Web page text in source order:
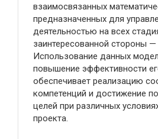
взаимосвязанных
предназначенных для
деятельностью на всех
заинтересованной стороны
Использование данных
повышение эффективности
обеспечивает реализацию
компетенций и достижение
целей при различных
проекта.